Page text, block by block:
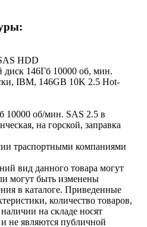
HDD
146Гб 10000 об, мин.
IBM, 146GB 10K 2.5 Hot-
10000 об/мин. SAS 2.5 в
на горской, заправка
траспортными компаниями
вид данного товара могут
могут быть изменены
в каталоге. Приведенные
количество товаров,
на складе носят
не являются публичной